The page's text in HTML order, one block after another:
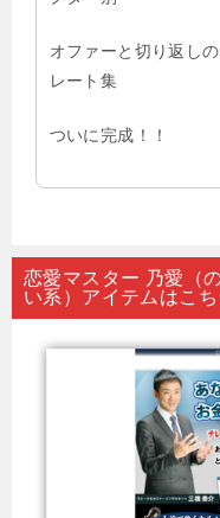
オファーと切り返し
レート集
ついに完成！！
恋愛マスター 乃愛（
い系）アイテムはこち